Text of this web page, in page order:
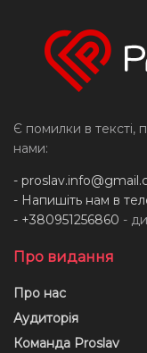
Є помилки в тексті,
нами:
-
- Напишіть нам в
- +380951256860 -
Про видання
Про нас
Аудиторія
Команда Proslav